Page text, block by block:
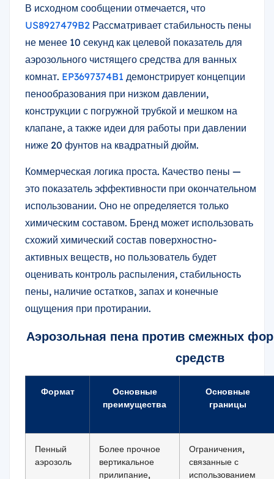
В исходном сообщении отмечается, что
US8927479B2 Рассматривает стабильность пены
не менее 10 секунд как целевой показатель для
аэрозольного чистящего средства для ванных
комнат. EP3697374B1 демонстрирует концепции
пенообразования при низком давлении,
конструкции с погружной трубкой и мешком на
клапане, а также идеи для работы при давлении
ниже 20 фунтов на квадратный дюйм.
Коммерческая логика проста. Качество пены —
это показатель эффективности при окончательном
использовании. Оно не определяется только
химическим составом. Бренд может использовать
схожий химический состав поверхностно-
активных веществ, но пользователь будет
оценивать контроль распыления, стабильность
пены, наличие остатков, запах и конечные
ощущения при протирании.
Аэрозольная пена против смежных
средств
Формат
Основные
преимущества
Основные
границы
Пенный
аэрозоль
Более прочное
вертикальное
прилипание,
Ограничения,
связанные с
использованием